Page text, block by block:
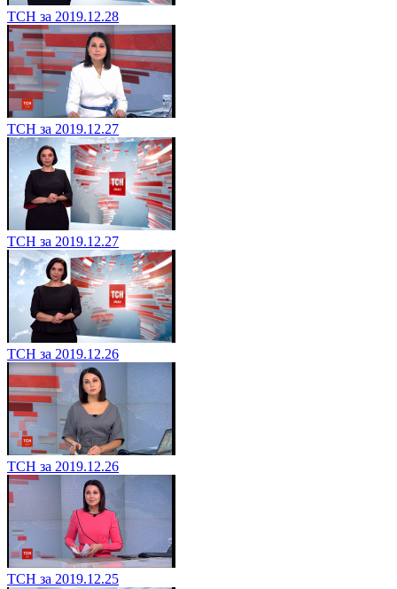
ТСН за 2019.12.28
ТСН за 2019.12.27
ТСН за 2019.12.27
ТСН за 2019.12.26
ТСН за 2019.12.26
ТСН за 2019.12.25